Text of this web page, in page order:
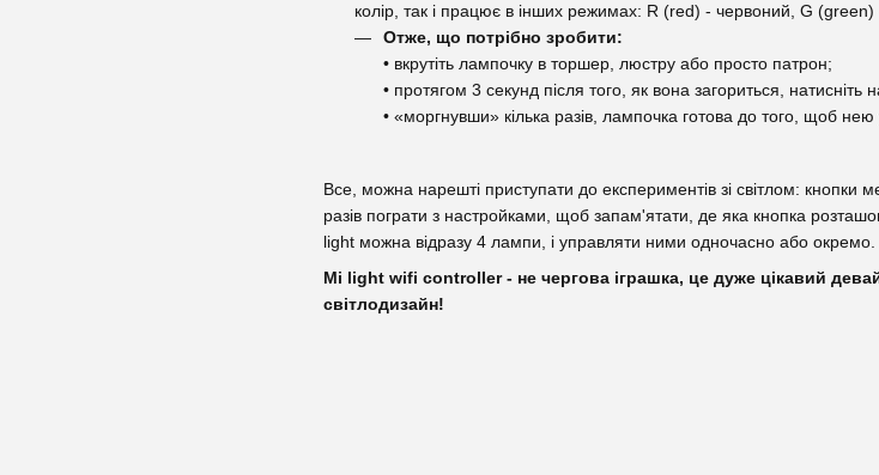
колір, так і працює в інших режимах: R (red) - червоний, G (green)
Отже, що потрібно зробити:
• вкрутіть лампочку в торшер, люстру або просто патрон;
• протягом 3 секунд після того, як вона загориться,
• «моргнувши» кілька разів, лампочка готова до того, щоб
Все, можна нарешті приступати до експериментів зі світлом: кнопки
разів пограти з настройками, щоб запам'ятати, де яка кнопка
light можна відразу 4 лампи, і управляти ними одночасно або окремо.
Mi light wifi controller - не чергова іграшка, це дуже цікавий
світлодизайн!